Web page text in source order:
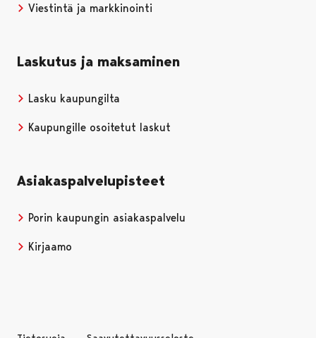
Viestintä ja markkinointi
Laskutus ja maksaminen
Lasku kaupungilta
Kaupungille osoitetut laskut
Asiakaspalvelupisteet
Porin kaupungin asiakaspalvelu
Kirjaamo